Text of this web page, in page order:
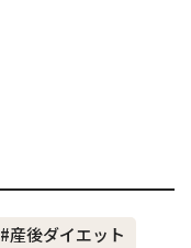
#産後ダイエット